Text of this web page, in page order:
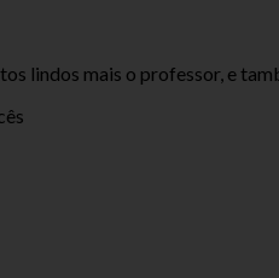
lindos mais o professor, e